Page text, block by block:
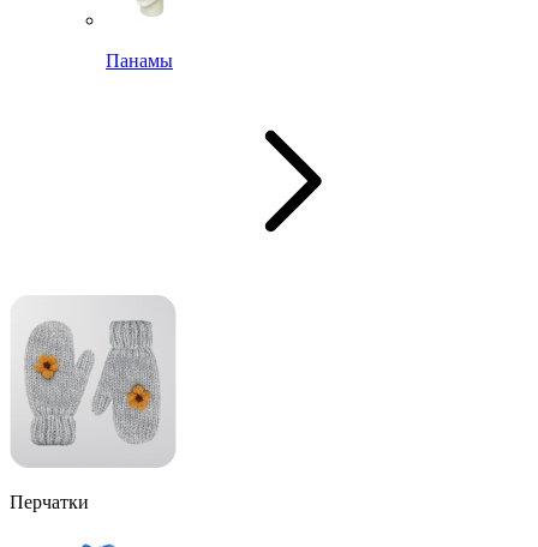
Панамы
Перчатки